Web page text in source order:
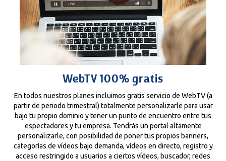
WebTV 100% gratis
En todos nuestros planes incluimos gratis servicio de WebTV (a
partir de periodo trimestral) totalmente personalizarle para usar
bajo tu propio dominio y tener un punto de encuentro entre tus
espectadores y tu empresa. Tendrás un portal altamente
personalizarle, con posibilidad de poner tus propios banners,
categorías de vídeos bajo demanda, vídeos en directo, registro y
acceso restringido a usuarios a ciertos vídeos, buscador, redes